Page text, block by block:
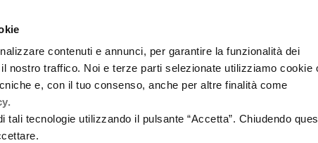
contenuti e annunci, per garantire la funzionalità dei
nostro traffico. Noi e terze parti selezionate utilizziamo cookie
e, con il tuo consenso, anche per altre finalità come
tali tecnologie utilizzando il pulsante “Accetta”. Chiudendo